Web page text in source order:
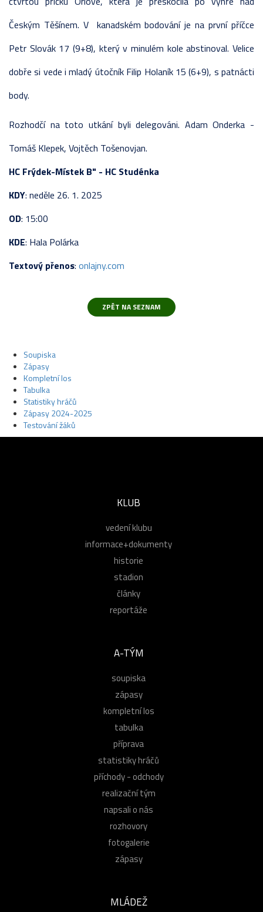
Českým Těšínem. V kanadském bodování je na první příčce
Petr Slovák 17 (9+8), který v minulém kole abstinoval. Velice
dobře si vede i mladý útočník Filip Holaník 15 (6+9), s patnácti
body.
Rozhodčí na toto utkání byli delegováni. Adam Onderka -
Tomáš Klepek, Vojtěch Tošenovjan.
HC Frýdek-Místek B" - HC Studénka
KDY: neděle 26. 1. 2025
OD: 15:00
KDE: Hala Polárka
Textový přenos: onlajny.com
Soupiska
Zápasy
Kompletní los
Tabulka
Statistiky hráčů
Zápasy 2024-2025
Testování žáků
KLUB
vedení klubu
informace+dokumenty
historie
stadion
články
reportáže
A-TÝM
soupiska
zápasy
kompletní los
tabulka
příprava
statistiky hráčů
příchody - odchody
realizační tým
napsali o nás
rozhovory
fotogalerie
zápasy
MLÁDEŽ